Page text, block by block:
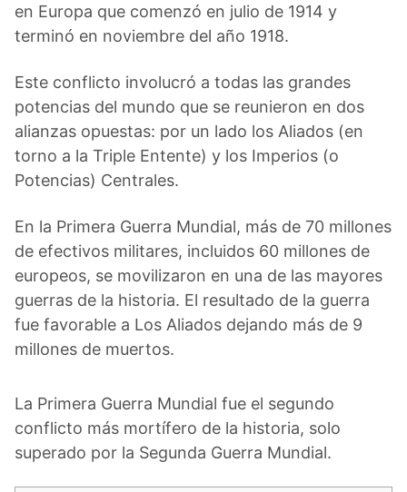
en Europa que comenzó en julio de 1914 y
terminó en noviembre del año 1918.
Este conflicto involucró a todas las grandes
potencias del mundo que se reunieron en dos
alianzas opuestas: por un lado los Aliados (en
torno a la Triple Entente) y los Imperios (o
Potencias) Centrales.
En la Primera Guerra Mundial, más de 70 millones
de efectivos militares, incluidos 60 millones de
europeos, se movilizaron en una de las mayores
guerras de la historia. El resultado de la guerra
fue favorable a Los Aliados dejando más de 9
millones de muertos.
La Primera Guerra Mundial fue el segundo
conflicto más mortífero de la historia, solo
superado por la Segunda Guerra Mundial.